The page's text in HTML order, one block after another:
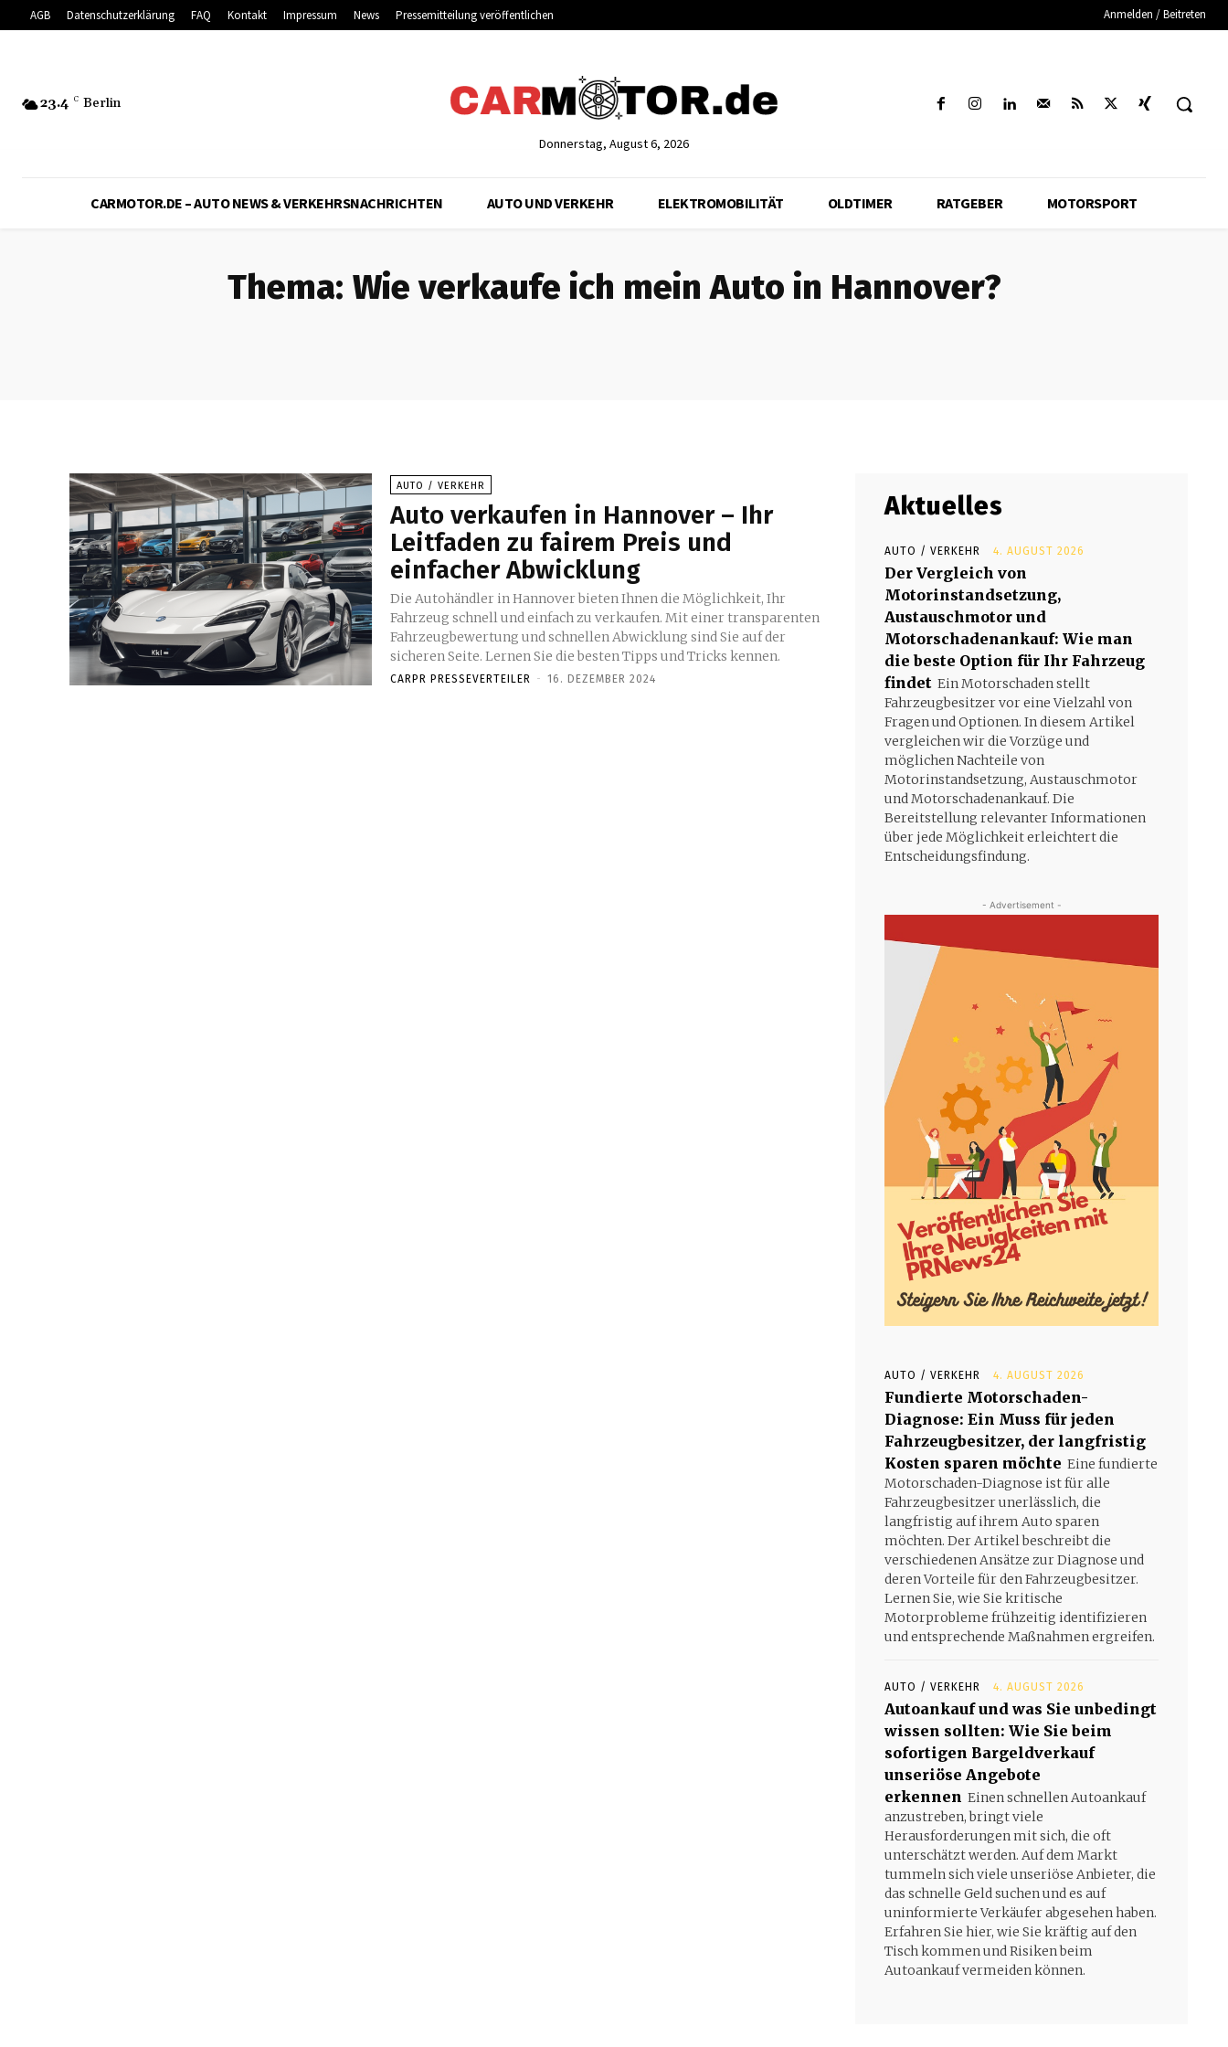
AGB Datenschutzerklärung FAQ Kontakt Impressum News Pressemitteilung veröffentlichen Anmelden / Beitreten
23.4 C Berlin
Donnerstag, August 6, 2026
CARMOTOR.DE – AUTO NEWS & VERKEHRSNACHRICHTEN AUTO UND VERKEHR ELEKTROMOBILITÄT OLDTIMER RATGEBER MOTORSPORT
Thema: Wie verkaufe ich mein Auto in Hannover?
AUTO / VERKEHR
Auto verkaufen in Hannover – Ihr
Leitfaden zu fairem Preis und
einfacher Abwicklung
Die Autohändler in Hannover bieten Ihnen die Möglichkeit, Ihr
Fahrzeug schnell und einfach zu verkaufen. Mit einer transparenten
Fahrzeugbewertung und schnellen Abwicklung sind Sie auf der
sicheren Seite. Lernen Sie die besten Tipps und Tricks kennen.
CARPR PRESSEVERTEILER - 16. DEZEMBER 2024
Aktuelles
AUTO / VERKEHR 4. AUGUST 2026
Der Vergleich von
Motorinstandsetzung,
Austauschmotor und
Motorschadenankauf: Wie man
die beste Option für Ihr Fahrzeug
findet Ein Motorschaden stellt
Fahrzeugbesitzer vor eine Vielzahl von
Fragen und Optionen. In diesem Artikel
vergleichen wir die Vorzüge und
möglichen Nachteile von
Motorinstandsetzung, Austauschmotor
und Motorschadenankauf. Die
Bereitstellung relevanter Informationen
über jede Möglichkeit erleichtert die
Entscheidungsfindung.
- Advertisement -
AUTO / VERKEHR 4. AUGUST 2026
Fundierte Motorschaden-
Diagnose: Ein Muss für jeden
Fahrzeugbesitzer, der langfristig
Kosten sparen möchte Eine fundierte
Motorschaden-Diagnose ist für alle
Fahrzeugbesitzer unerlässlich, die
langfristig auf ihrem Auto sparen
möchten. Der Artikel beschreibt die
verschiedenen Ansätze zur Diagnose und
deren Vorteile für den Fahrzeugbesitzer.
Lernen Sie, wie Sie kritische
Motorprobleme frühzeitig identifizieren
und entsprechende Maßnahmen ergreifen.
AUTO / VERKEHR 4. AUGUST 2026
Autoankauf und was Sie unbedingt
wissen sollten: Wie Sie beim
sofortigen Bargeldverkauf
unseriöse Angebote
erkennen Einen schnellen Autoankauf
anzustreben, bringt viele
Herausforderungen mit sich, die oft
unterschätzt werden. Auf dem Markt
tummeln sich viele unseriöse Anbieter, die
das schnelle Geld suchen und es auf
uninformierte Verkäufer abgesehen haben.
Erfahren Sie hier, wie Sie kräftig auf den
Tisch kommen und Risiken beim
Autoankauf vermeiden können.